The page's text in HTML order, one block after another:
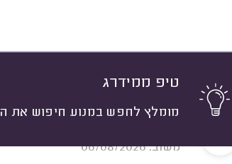
טיפ ממידרג
מומלץ לחפש במנוע חיפוש את
התקנה ותלייה
משוב: 06/08/2026
10